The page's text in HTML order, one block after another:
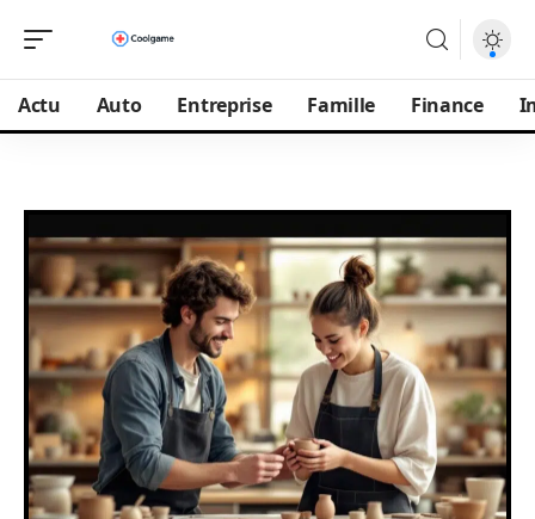
Actu Auto Entreprise Famille Finance